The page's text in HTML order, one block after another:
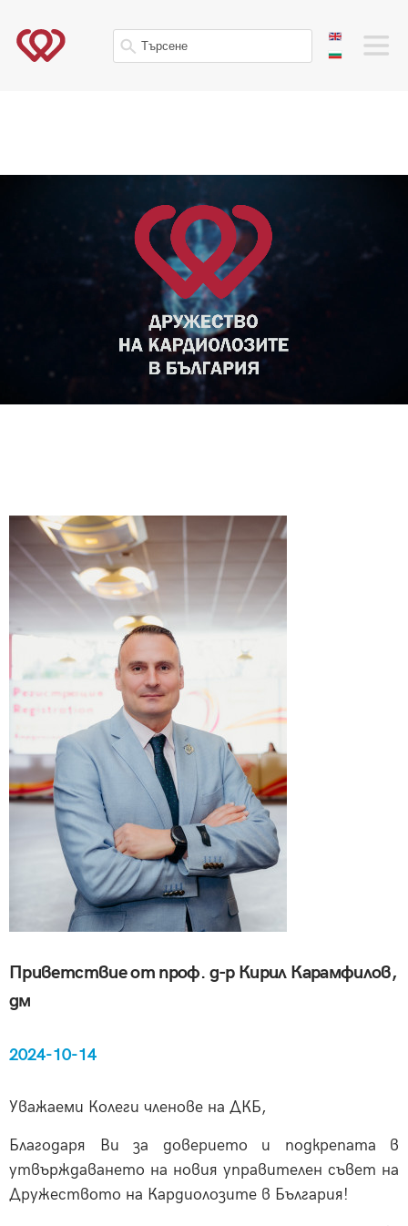
Приветствие от проф. д-р Кирил Карамфилов,
дм
2024-10-14
Уважаеми Колеги членове на ДКБ,
Благодаря Ви за доверието и подкрепата в
утвърждаването на новия управителен съвет на
Дружеството на Кардиолозите в България!